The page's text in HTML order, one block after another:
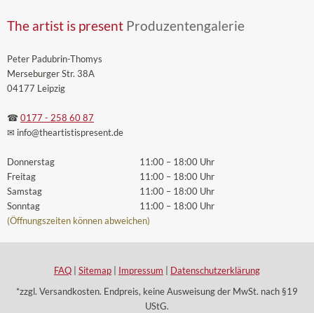
The artist is present Produzentengalerie
Peter Padubrin-Thomys
Merseburger Str. 38A
04177 Leipzig
☎ 0177 - 258 60 87
✉ info@theartistispresent.de
Donnerstag
Freitag
Samstag
Sonntag
11:00 – 18:00 Uhr
11:00 – 18:00 Uhr
11:00 – 18:00 Uhr
11:00 – 18:00 Uhr
(Öffnungszeiten können abweichen)
FAQ Sitemap Impressum
Datenschutzerklärung
*zzgl. Versandkosten. Endpreis, keine Ausweisung der MwSt. nach §19
UStG.